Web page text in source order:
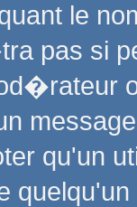
le
pas si
qu'un